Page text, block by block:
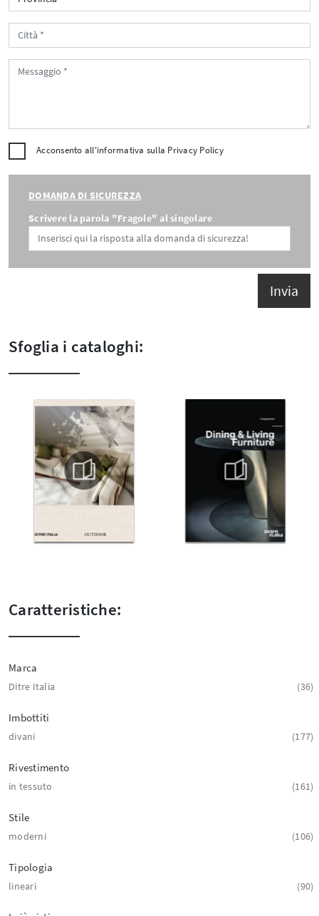
Acconsento all'informativa sulla Privacy Policy
DOMANDA DI SICUREZZA
Scrivere la parola "Fragole" al singolare
Invia
Sfoglia i cataloghi:
Caratteristiche:
Marca
Ditre Italia 36
Imbottiti
divani 177
Rivestimento
in tessuto 161
Stile
moderni 106
Tipologia
lineari 90